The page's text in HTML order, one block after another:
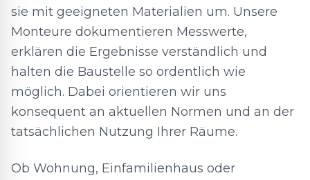
sie mit geeigneten Materialien um. Unsere
Monteure dokumentieren Messwerte,
erklären die Ergebnisse verständlich und
halten die Baustelle so ordentlich wie
möglich. Dabei orientieren wir uns
konsequent an aktuellen Normen und an der
tatsächlichen Nutzung Ihrer Räume.
Ob Wohnung, Einfamilienhaus oder